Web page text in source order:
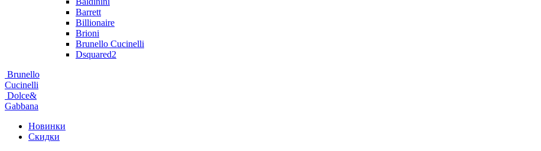
Barrett
Billionaire
Brioni
Brunello Cucinelli
Dsquared2
Brunello
Cucinelli
Dolce&
Gabbana
Новинки
Скидки